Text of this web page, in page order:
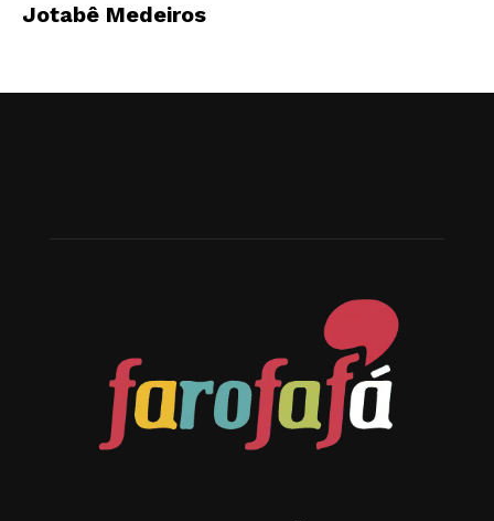
Jotabê Medeiros